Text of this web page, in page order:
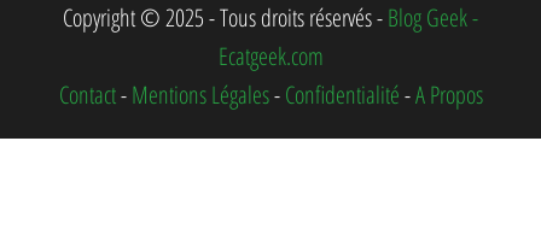
Copyright © 2025 - Tous droits réservés -Blog Geek -
Ecatgeek.com
Contact-Mentions Légales-Confidentialité-A Propos